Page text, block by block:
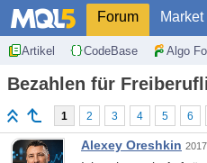
Forum Market
Artikel CodeBase Algo
Bezahlen für
1 2 3 4 5 6
Alexey Oreshkin